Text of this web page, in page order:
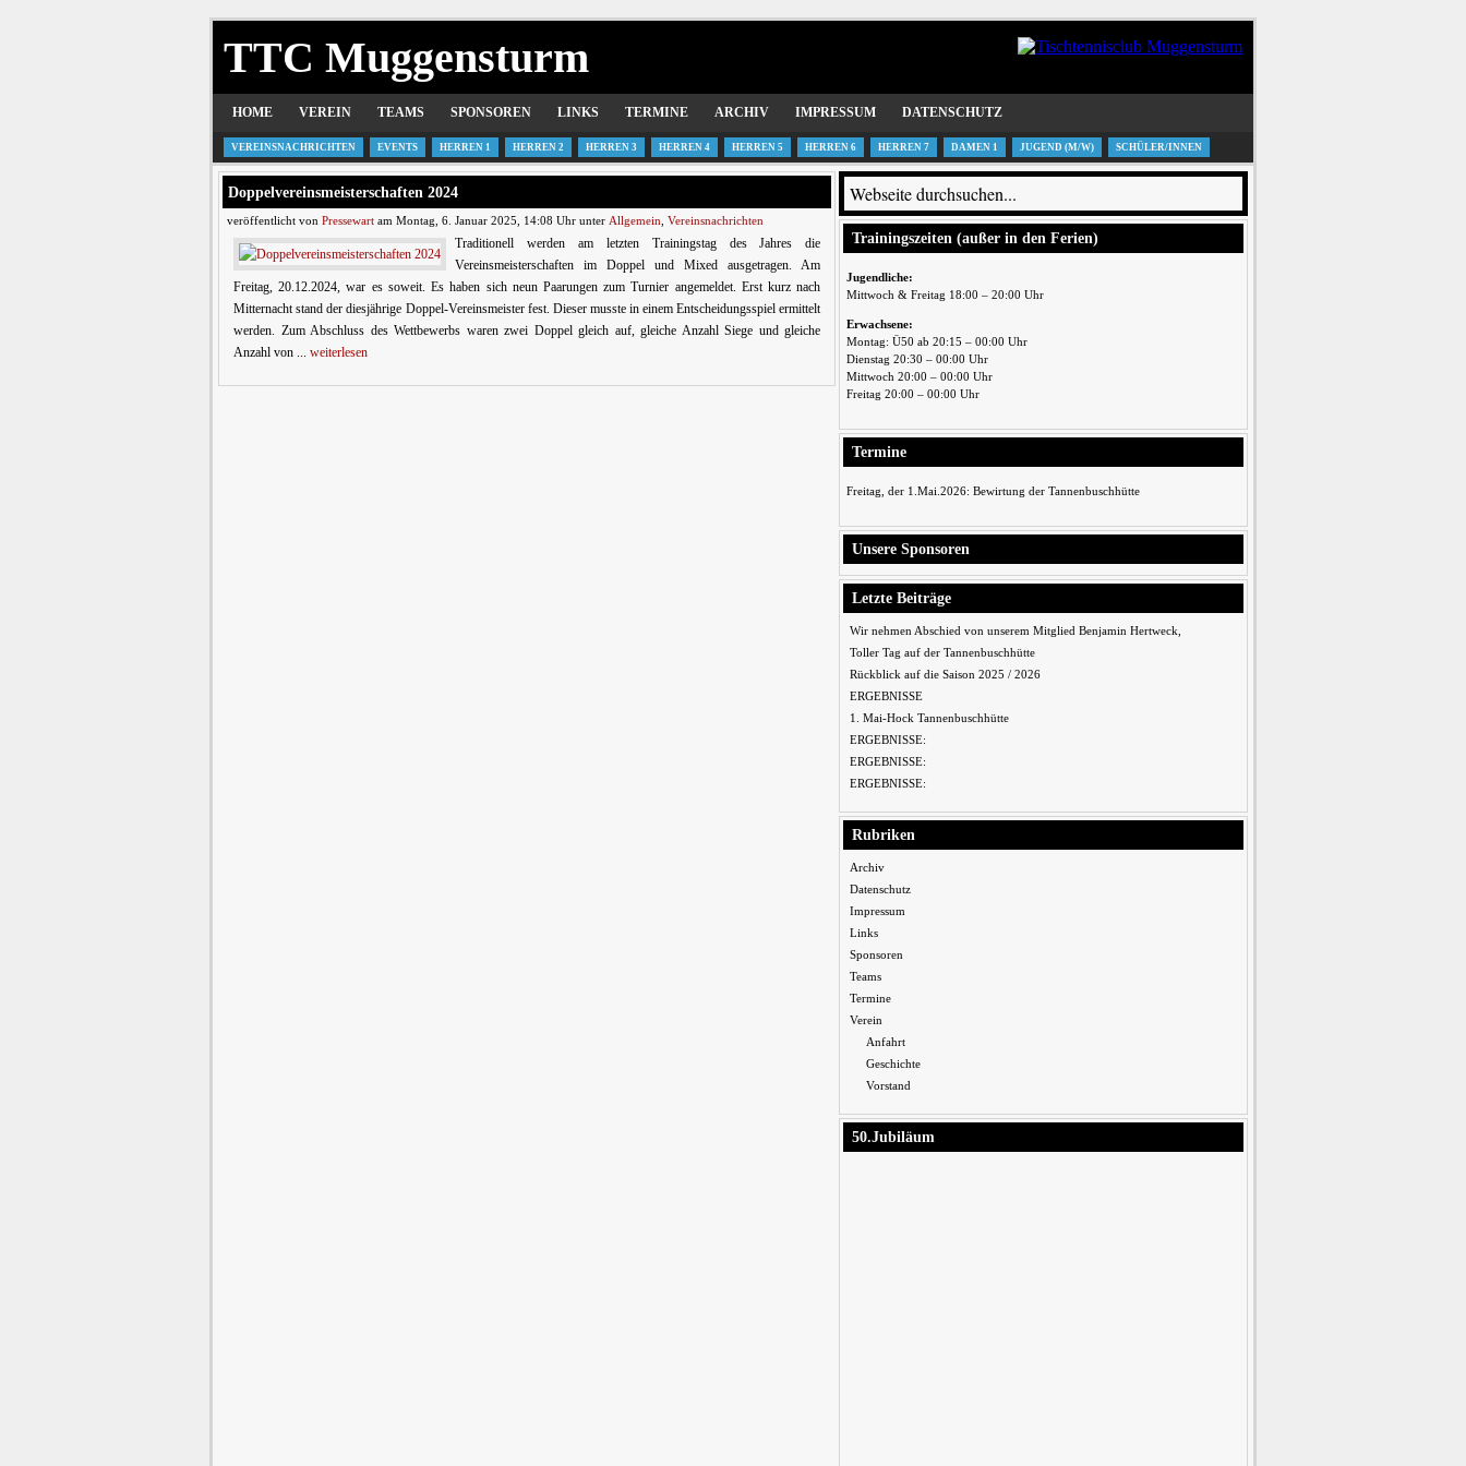
TTC Muggensturm
HOME VEREIN TEAMS SPONSOREN LINKS TERMINE ARCHIV IMPRESSUM DATENSCHUTZ
VEREINSNACHRICHTEN EVENTS HERREN 1 HERREN 2 HERREN 3 HERREN 4 HERREN 5 HERREN 6 HERREN 7 DAMEN 1 JUGEND (M/W) SCHÜLER/INNEN
Doppelvereinsmeisterschaften 2024
veröffentlicht von Pressewart am Montag, 6. Januar 2025, 14:08 Uhr unter Allgemein Vereinsnachrichten
Traditionell werden am letzten Trainingstag des Jahres die
Vereinsmeisterschaften im Doppel und Mixed ausgetragen. Am
Freitag, 20.12.2024, war es soweit. Es haben sich neun Paarungen zum Turnier angemeldet. Erst kurz nach
Mitternacht stand der diesjährige Doppel-Vereinsmeister fest. Dieser musste in einem Entscheidungsspiel ermittelt
werden. Zum Abschluss des Wettbewerbs waren zwei Doppel gleich auf, gleiche Anzahl Siege und gleiche
Anzahl von ... weiterlesen
Trainingszeiten (außer in den Ferien)
Jugendliche:
Mittwoch & Freitag 18:00 – 20:00 Uhr
Erwachsene:
Montag: Ü50 ab 20:15 – 00:00 Uhr
Dienstag 20:30 – 00:00 Uhr
Mittwoch 20:00 – 00:00 Uhr
Freitag 20:00 – 00:00 Uhr
Termine
Freitag, der 1.Mai.2026: Bewirtung der Tannenbuschhütte
Unsere Sponsoren
Letzte Beiträge
Wir nehmen Abschied von unserem Mitglied Benjamin Hertweck,
Toller Tag auf der Tannenbuschhütte
Rückblick auf die Saison 2025 / 2026
ERGEBNISSE
1. Mai-Hock Tannenbuschhütte
ERGEBNISSE:
ERGEBNISSE:
ERGEBNISSE:
Rubriken
Archiv
Datenschutz
Impressum
Links
Sponsoren
Teams
Termine
Verein
Anfahrt
Geschichte
Vorstand
50.Jubiläum